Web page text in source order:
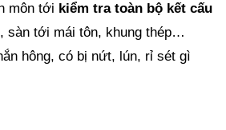
môn tới kiểm tra toàn bộ kết cấu
sàn tới mái tôn, khung thép…
hông, có bị nứt, lún, rỉ sét gì